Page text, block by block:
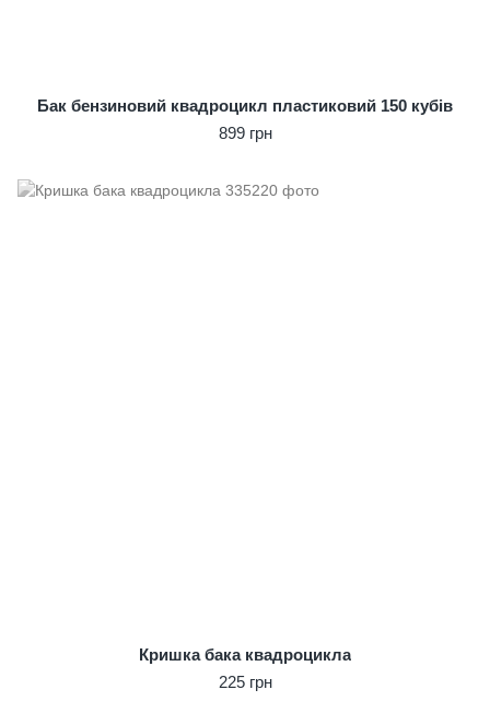
Бак бензиновий квадроцикл пластиковий 150 кубів
899 грн
Кришка бака квадроцикла
225 грн